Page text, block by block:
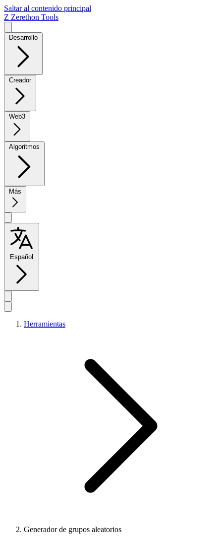
Saltar al contenido principal
Z Zerethon Tools
Desarrollo
Creador
Web3
Algoritmos
Más
Español
Herramientas
Generador de grupos aleatorios